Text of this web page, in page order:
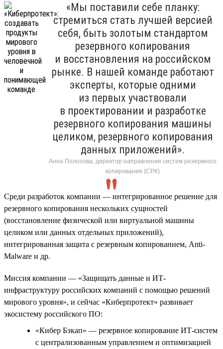
«Мы поставили себе планку:
стремиться стать лучшей версией
себя, быть золотым стандартом
резервного копирования
и восстановления на российском
рынке. В нашей команде работают
эксперты, которые одними
из первых участвовали
в проектировании и разработке
резервного копирования машины
целиком, резервного копирования
данных приложений».
Анна Полозова, директор направления систем резервного
копирования (СРК)
Среди разработок компании — интегрированное решение для
резервного копирования нескольких сущностей
(восстановление физической или виртуальной машины
целиком или данных отдельных приложений),
интегрированная защита с резервным копированием, Anti-
Malware и др.
Миссия компании — «Защищать данные и ИТ-
инфраструктуру российских компаний с помощью решений
мирового уровня», и сейчас «Киберпротект» развивает
экосистему российского ПО:
«Кибер Бэкап» — резервное копирование ИТ-систем
с централизованным управлением и оптимизацией